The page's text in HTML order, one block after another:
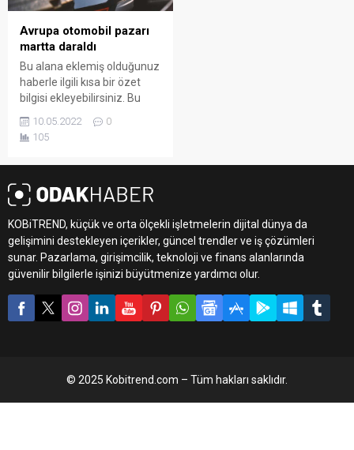
Avrupa otomobil pazarı
martta daraldı
Bu alana eklemiş olduğunuz
haberle ilgili kısa bir özet
bilgisi ekleyebilirsiniz. Bu
sayfasında "Özet"
bölümünden eklenebilir.
şekilde gösterilir,
eklenmemişse bu alan boş
kalır.
10.05.2022
0
105
KOBiTREND, küçük ve orta ölçekli işletmelerin dijital dünya da
gelişimini destekleyen içerikler, güncel trendler ve iş çözümleri
sunar. Pazarlama, girişimcilik, teknoloji ve finans alanlarında
güvenilir bilgilerle işinizi büyütmenize yardımcı olur.
© 2025 Kobitrend.com – Tüm hakları saklıdır.